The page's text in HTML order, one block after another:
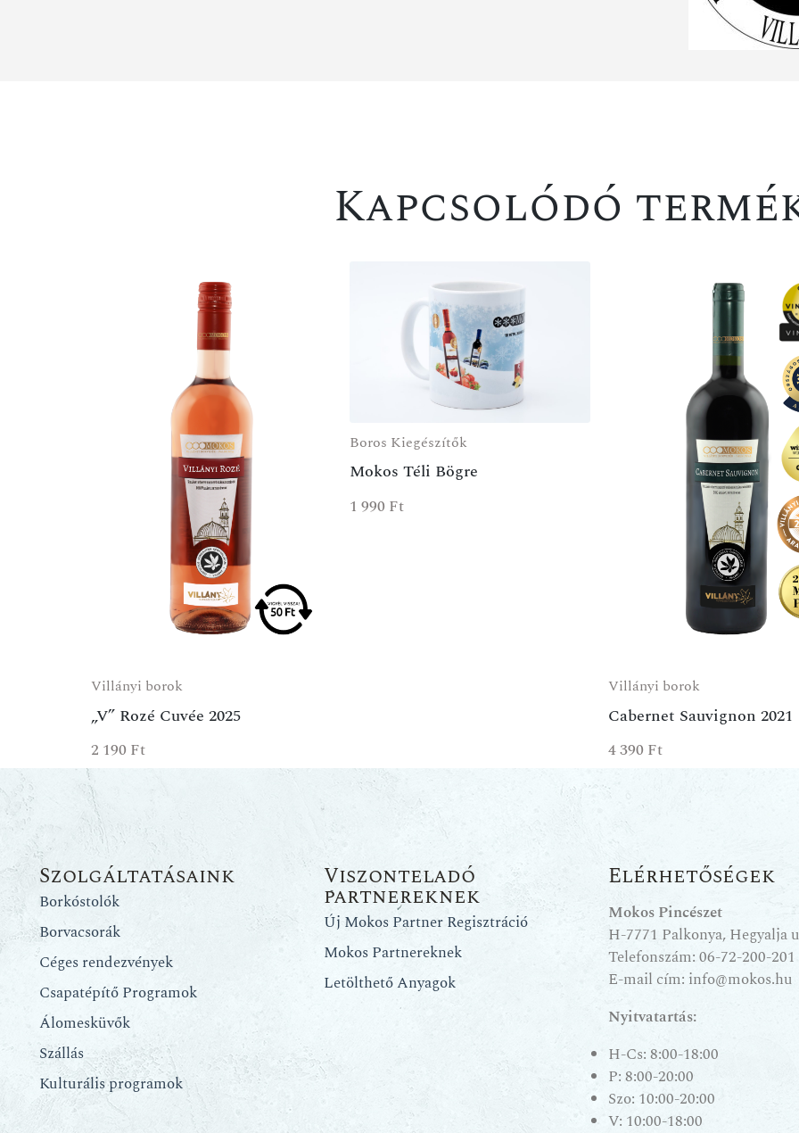
Kapcsolódó
Villányi borok
„V” Rozé Cuvée 2025
2 190 Ft
Boros Kiegészítők
Mokos Téli Bögre
1 990 Ft
Villányi borok
Cabernet Sauvignon 2021
4 390 Ft
Szolgáltatásaink
Borkóstolók
Borvacsorák
Céges rendezvények
Csapatépítő Programok
Álomesküvők
Szállás
Kulturális programok
Viszonteladó
partnereknek
Új Mokos Partner Regisztráció
Mokos Partnereknek
Letölthető Anyagok
Elérhetőségek
Mokos Pincészet
H-7771 Palkonya, Hegyalja
Telefonszám:06-72-200-201
E-mail cím: info@mokos.hu
Nyitvatartás:
H-Cs: 8:00-18:00
P: 8:00-20:00
Szo: 10:00-20:00
V: 10:00-18:00